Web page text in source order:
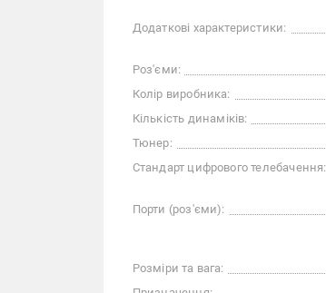
Додаткові характеристики:
Роз'єми:
Колір виробника:
Кількість динаміків:
Тюнер:
Стандарт цифрового телебачення:
Порти (роз'єми):
Розміри та вага: